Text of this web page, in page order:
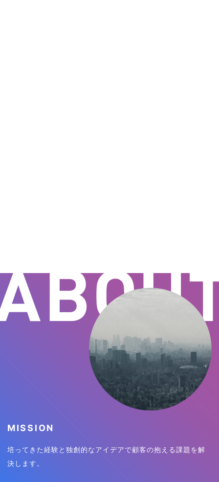
MISSION
培ってきた経験と独創的なアイデアで顧客の抱える課題を解
決します。